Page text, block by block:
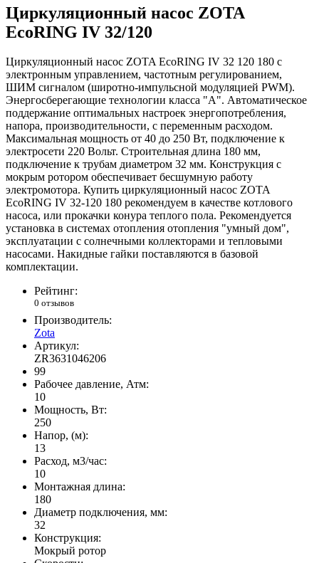
Циркуляционный насос ZOTA
EcoRING IV 32/120
Циркуляционный насос ZOTA EcoRING IV 32 120 180 с
электронным управлением, частотным регулированием,
ШИМ сигналом (широтно-импульсной модуляцией PWM).
Энергосберегающие технологии класса "А". Автоматическое
поддержание оптимальных настроек энергопотребления,
напора, производительности, с переменным расходом.
Максимальная мощность от 40 до 250 Вт, подключение к
электросети 220 Вольт. Строительная длина 180 мм,
подключение к трубам диаметром 32 мм. Конструкция с
мокрым ротором обеспечивает бесшумную работу
электромотора. Купить циркуляционный насос ZOTA
EcoRING IV 32-120 180 рекомендуем в качестве котлового
насоса, или прокачки конура теплого пола. Рекомендуется
установка в системах отопления отопления "умный дом",
эксплуатации с солнечными коллекторами и тепловыми
насосами. Накидные гайки поставляются в базовой
комплектации.
Рейтинг:
0 отзывов
Производитель:
Zota
Артикул:
ZR3631046206
99
Рабочее давление, Атм:
10
Мощность, Вт:
250
Напор, (м):
13
Расход, м3/час:
10
Монтажная длина:
180
Диаметр подключения, мм:
32
Конструкция:
Мокрый ротор